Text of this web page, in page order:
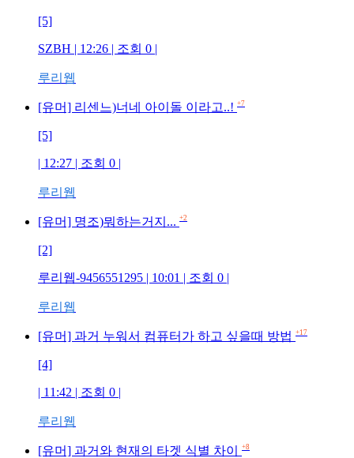
[5]
SZBH | 12:26 | 조회 0 |
루리웹
[유머] 리센느)너네 아이돌 이라고..! +7
[5]
| 12:27 | 조회 0 |
루리웹
[유머] 명조)뭐하는거지... +2
[2]
루리웹-9456551295 | 10:01 | 조회 0 |
루리웹
[유머] 과거 누워서 컴퓨터가 하고 싶을때 방법 +17
[4]
| 11:42 | 조회 0 |
루리웹
[유머] 과거와 현재의 타겟 식별 차이 +8